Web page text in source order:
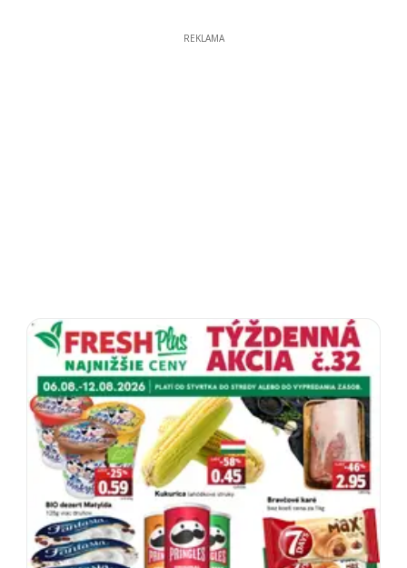
REKLAMA